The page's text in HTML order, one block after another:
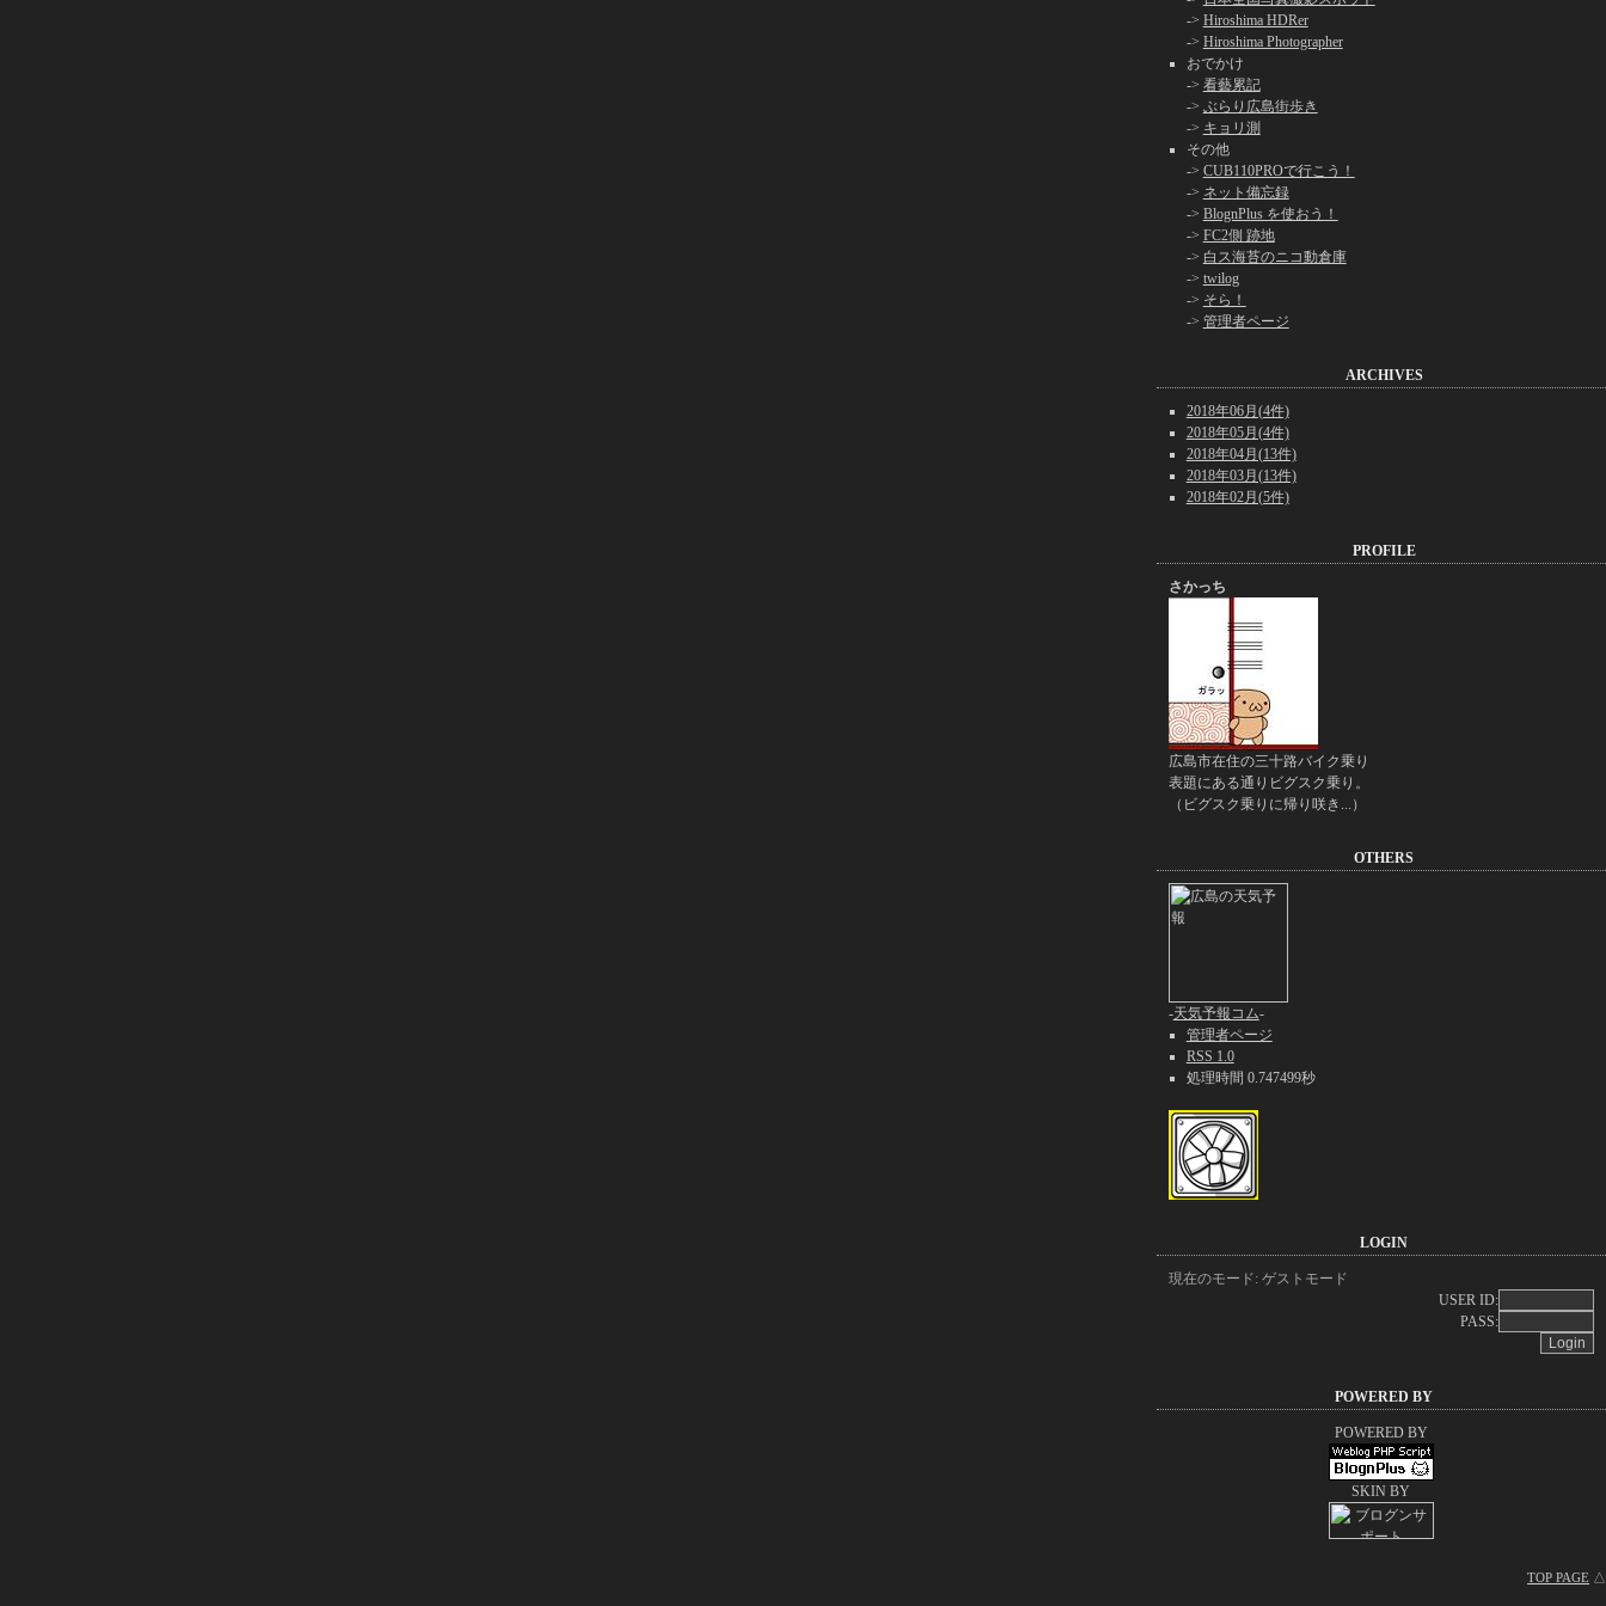
-> Hiroshima HDRer
-> Hiroshima Photographer
おでかけ
-> 看藝累記
-> ぶらり広島街歩き
-> キョリ測
その他
-> CUB110PROで行こう！
-> ネット備忘録
-> BlognPlus を使おう！
-> FC2側 跡地
-> 白ス海苔のニコ動倉庫
-> twilog
-> そら！
-> 管理者ページ
ARCHIVES
2018年06月(4件)
2018年05月(4件)
2018年04月(13件)
2018年03月(13件)
2018年02月(5件)
PROFILE
さかっち
広島市在住の三十路バイク乗り
表題にある通りビグスク乗り。
（ビグスク乗りに帰り咲き...）
OTHERS
-天気予報コム-
管理者ページ
RSS 1.0
処理時間 0.747499秒
LOGIN
現在のモード: ゲストモード
USER ID:
PASS:
POWERED BY
POWERED BY
SKIN BY
TOP PAGE △